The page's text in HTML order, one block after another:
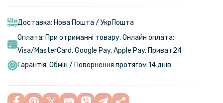
199 грн
249 грн
Чохол-накладка TPU Color Matte Case для OnePlus Ace 2 / 11R
152 грн
Доставка: Нова Пошта / УкрПошта
Оплата: При отриманні товару, Онлайн оплата:
Visa/MasterСard, Google Pay, Apple Pay, Приват24
Гарантія: Обмін / Повернення протягом 14 днів